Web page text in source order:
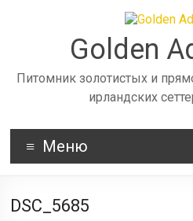
Golden
Питомник золотистых и
ирландских
Меню
DSC_5685